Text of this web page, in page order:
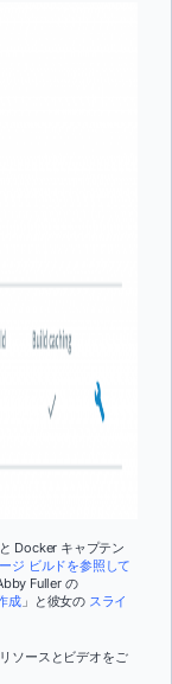
と Docker キャプテン
ジ ビルドを参照して
Fuller の
成 」と彼女の スライ
ソースとビデオをご